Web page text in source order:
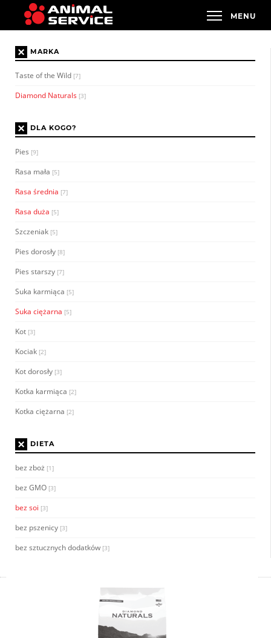
× MARKA
Taste of the Wild [7]
Diamond Naturals [3]
× DLA KOGO?
Pies [9]
Rasa mała [5]
Rasa średnia [7]
Rasa duża [5]
Szczeniak [5]
Pies dorosły [8]
Pies starszy [7]
Suka karmiąca [5]
Suka ciężarna [5]
Kot [3]
Kociak [2]
Kot dorosły [3]
Kotka karmiąca [2]
Kotka ciężarna [2]
× DIETA
bez zboż [1]
bez GMO [3]
bez soi [3]
bez pszenicy [3]
bez sztucznych dodatków [3]